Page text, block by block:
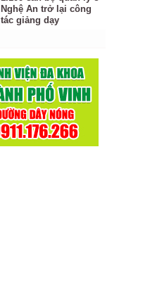
Nghệ An trở lại công
tác giảng dạy